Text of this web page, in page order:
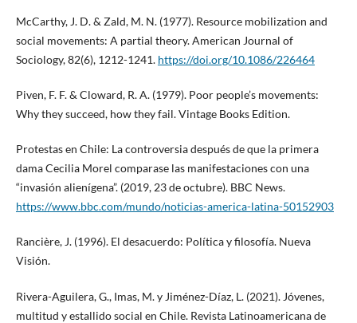
McCarthy, J. D. & Zald, M. N. (1977). Resource mobilization and
social movements: A partial theory. American Journal of
Sociology, 82(6), 1212-1241. https://doi.org/10.1086/226464
Piven, F. F. & Cloward, R. A. (1979). Poor people’s movements:
Why they succeed, how they fail. Vintage Books Edition.
Protestas en Chile: La controversia después de que la primera
dama Cecilia Morel comparase las manifestaciones con una
“invasión alienígena”. (2019, 23 de octubre). BBC News.
https://www.bbc.com/mundo/noticias-america-latina-50152903
Rancière, J. (1996). El desacuerdo: Política y filosofía. Nueva
Visión.
Rivera-Aguilera, G., Imas, M. y Jiménez-Díaz, L. (2021). Jóvenes,
multitud y estallido social en Chile. Revista Latinoamericana de